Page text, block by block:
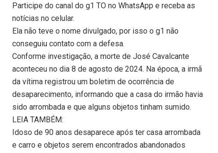
Participe do canal do g1 TO no WhatsApp e receba as
notícias no celular.
Ela não teve o nome divulgado, por isso o g1 não
conseguiu contato com a defesa.
Conforme investigação, a morte de José Cavalcante
aconteceu no dia 8 de agosto de 2024. Na época, a irmã
da vítima registrou um boletim de ocorrência de
desaparecimento, informando que a casa do irmão havia
sido arrombada e que alguns objetos tinham sumido.
LEIA TAMBÉM:
Idoso de 90 anos desaparece após ter casa arrombada
e carro e objetos serem encontrados abandonados